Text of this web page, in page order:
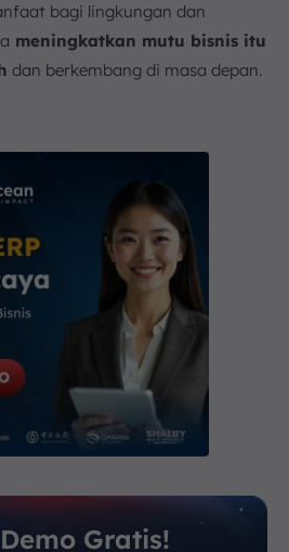
bagi lingkungan dan
meningkatkan mutu bisnis itu
dan berkembang di masa depan.
Gratis!